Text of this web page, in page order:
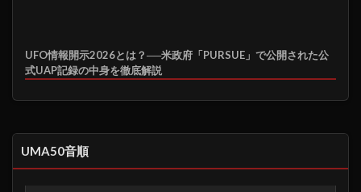
UFO情報開示2026とは？──米政府「PURSUE」で公開された公
式UAP記録の中身を徹底解説
UMA50音順